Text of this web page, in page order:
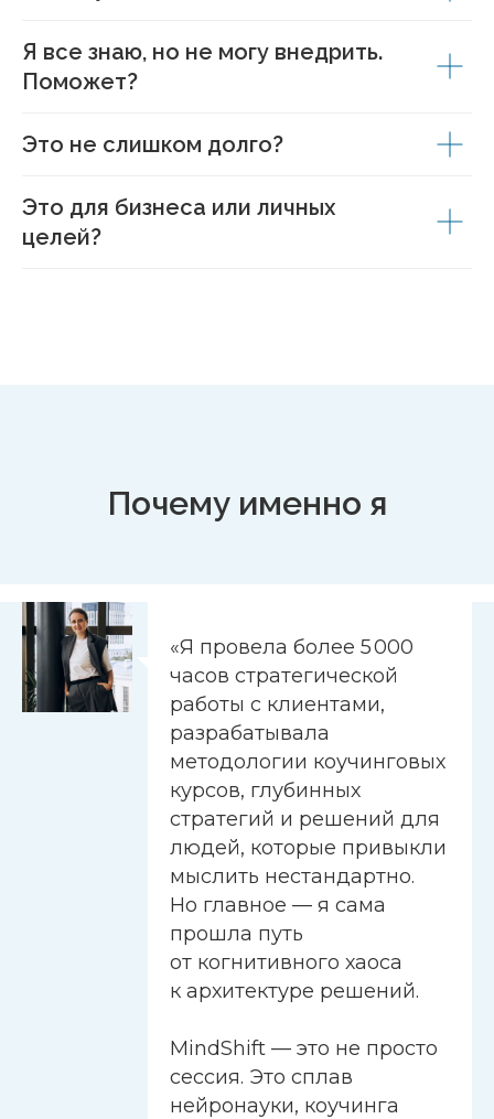
Я все знаю, но не могу внедрить.
Поможет?
Это не слишком долго?
Это для бизнеса или личных
целей?
Почему именно я
«Я провела более 5 000
часов стратегической
работы с клиентами,
разрабатывала
методологии коучинговых
курсов, глубинных
стратегий и решений для
людей, которые привыкли
мыслить нестандартно.
Но главное — я сама
прошла путь
от когнитивного хаоса
к архитектуре решений.
MindShift — это не просто
сессия. Это сплав
нейронауки, коучинга